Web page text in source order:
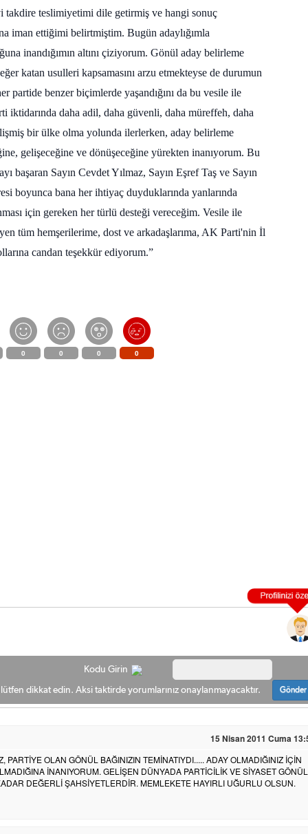
takdire teslimiyetimi dile getirmiş ve hangi sonuç
iman ettiğimi belirtmiştim. Bugün adaylığımla
inandığımın altını çiziyorum. Gönül aday belirleme
katan usulleri kapsamasını arzu etmekteyse de durumun
partide benzer biçimlerde yaşandığını da bu vesile ile
iktidarında daha adil, daha güvenli, daha müreffeh, daha
bir ülke olma yolunda ilerlerken, aday belirleme
gelişeceğine ve dönüşeceğine yürekten inanıyorum. Bu
başaran Sayın Cevdet Yılmaz, Sayın Eşref Taş ve Sayın
boyunca bana her ihtiyaç duyduklarında yanlarında
için gereken her türlü desteği vereceğim. Vesile ile
tüm hemşerilerime, dost ve arkadaşlarıma, AK Parti'nin İl
candan teşekkür ediyorum.”
0 0 0 0
Kodu Girin
dikkat edin. Aksi taktirde yorumlarınız onaylanmayacaktır. Gönder
15 Nisan 2011 Cuma
PARTİYE OLAN GÖNÜL BAĞINIZIN TEMİNATIYDI..... ADAY OLMADIĞINIZ İÇİN
İNANIYORUM. GELİŞEN DÜNYADA PARTİCİLİK VE SİYASET GÖNÜL
DEĞERLİ ŞAHSİYETLERDİR. MEMLEKETE HAYIRLI UĞURLU OLSUN.